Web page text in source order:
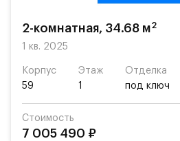
возможность посещения
Для автомобилистов —
Территория квартала
осуществляется по
2-комнатная, 34.68 м2
1 кв. 2025
Корпус
59
Этаж
1
Отделка
под ключ
Стоимость
7 005 490 ₽